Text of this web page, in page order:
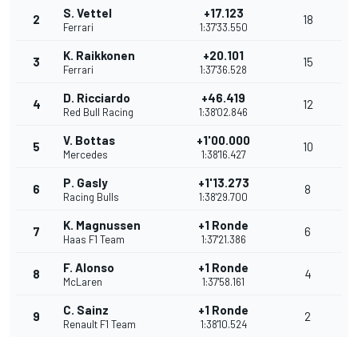
2 S. Vettel
Ferrari
+17.123
1:37'33.550
18
3 K. Raikkonen
Ferrari
+20.101
1:37'36.528
15
4 D. Ricciardo
Red Bull Racing
+46.419
1:38'02.846
12
5 V. Bottas
Mercedes
+1'00.000
1:38'16.427
10
6 P. Gasly
Racing Bulls
+1'13.273
1:38'29.700
8
7 K. Magnussen
Haas F1 Team
+1 Ronde
1:37'21.386
6
8 F. Alonso
McLaren
+1 Ronde
1:37'58.161
4
9 C. Sainz
Renault F1 Team
+1 Ronde
1:38'10.524
2